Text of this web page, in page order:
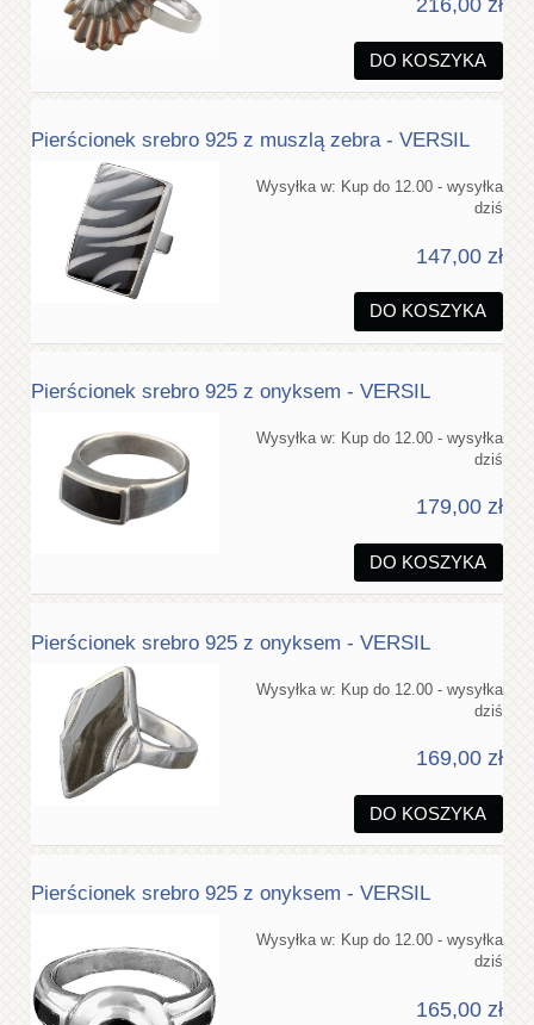
216,00 zł
DO KOSZYKA
Pierścionek srebro 925 z muszlą zebra - VERSIL
Wysyłka w: Kup do 12.00 - wysyłka
dziś
147,00 zł
DO KOSZYKA
Pierścionek srebro 925 z onyksem - VERSIL
Wysyłka w: Kup do 12.00 - wysyłka
dziś
179,00 zł
DO KOSZYKA
Pierścionek srebro 925 z onyksem - VERSIL
Wysyłka w: Kup do 12.00 - wysyłka
dziś
169,00 zł
DO KOSZYKA
Pierścionek srebro 925 z onyksem - VERSIL
Wysyłka w: Kup do 12.00 - wysyłka
dziś
165,00 zł